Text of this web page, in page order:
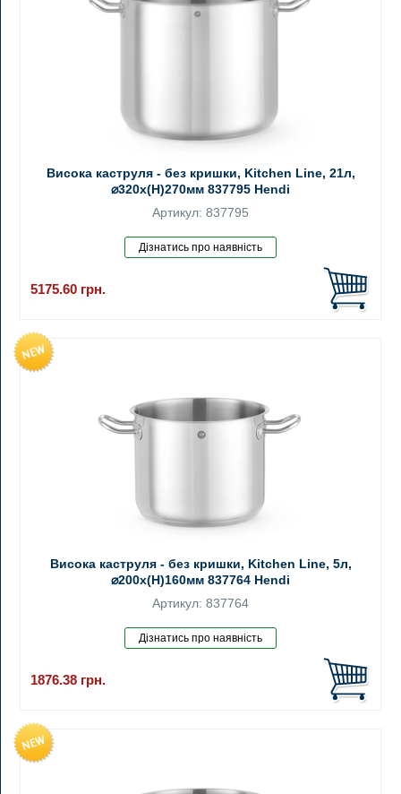
Висока каструля - без кришки, Kitchen Line, 21л,
⌀320x(H)270мм 837795 Hendi
Артикул: 837795
5175.60 грн.
Висока каструля - без кришки, Kitchen Line, 5л,
⌀200x(H)160мм 837764 Hendi
Артикул: 837764
1876.38 грн.